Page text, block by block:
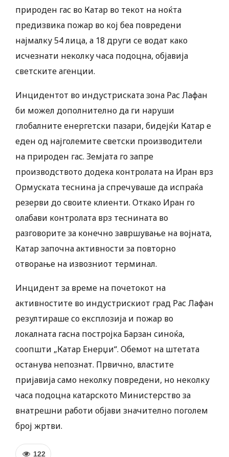
природен гас во Катар во текот на ноќта
предизвика пожар во кој беа повредени
најмалку 54 лица, а 18 други се водат како
исчезнати неколку часа подоцна, објавија
светските агенции.
Инцидентот во индустриската зона Рас Лафан
би можел дополнително да ги наруши
глобалните енергетски пазари, бидејќи Катар е
еден од најголемите светски производители
на природен гас. Земјата го запре
производството додека контролата на Иран врз
Ормуската теснина ја спречуваше да испраќа
резерви до своите клиенти. Откако Иран го
олабави контролата врз теснината во
разговорите за конечно завршување на војната,
Катар започна активности за повторно
отворање на извозниот терминал.
Инцидент за време на почетокот на
активностите во индустрискиот град Рас Лафан
резултираше со експлозија и пожар во
локалната гасна постројка Барзан синоќа,
соопшти „Катар Енерџи“. Обемот на штетата
останува непознат. Првично, властите
пријавија само неколку повредени, но неколку
часа подоцна катарското Министерство за
внатрешни работи објави значително поголем
број жртви.
122